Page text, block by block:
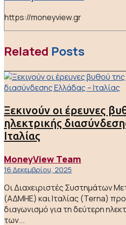
https://moneyview.gr
Related Posts
Ξεκινούν οι έρευνες
ηλεκτρικής
Ιταλίας
MoneyView Team
16 Δεκεμβρίου, 2025
Οι Διαχειριστές Συστημάτων
(ΑΔΜΗΕ) και Ιταλίας (Terna)
διαγωνισμό για τη δεύτερη
των...